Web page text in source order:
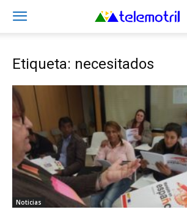
Etiqueta: necesitados
Noticias